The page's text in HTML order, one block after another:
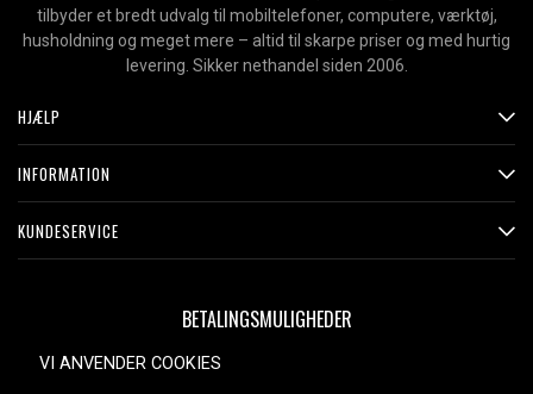
tilbyder et bredt udvalg til mobiltelefoner, computere, værktøj,
husholdning og meget mere – altid til skarpe priser og med hurtig
levering. Sikker nethandel siden 2006.
HJÆLP
INFORMATION
KUNDESERVICE
BETALINGSMULIGHEDER
VI ANVENDER COOKIES